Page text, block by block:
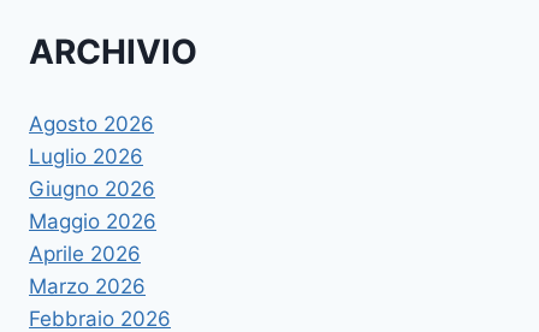
ARCHIVIO
Agosto 2026
Luglio 2026
Giugno 2026
Maggio 2026
Aprile 2026
Marzo 2026
Febbraio 2026